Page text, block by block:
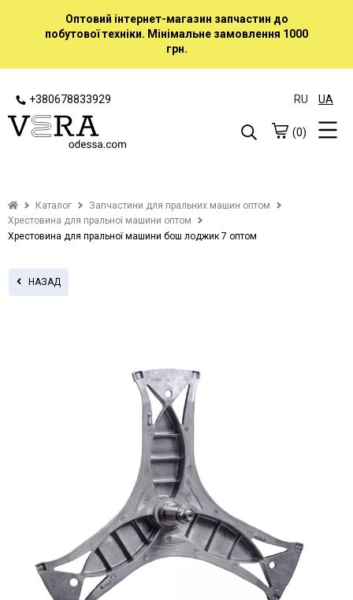
Оптовий інтернет-магазин запчастин до
побутової техніки. Мінімальне замовлення 1000
грн.
+380678833929 RU UA
(0)
Каталог
Запчастини для пральних машин оптом
Хрестовина для пральної машини оптом
Хрестовина для пральної машини бош лоджик 7 оптом
НАЗАД